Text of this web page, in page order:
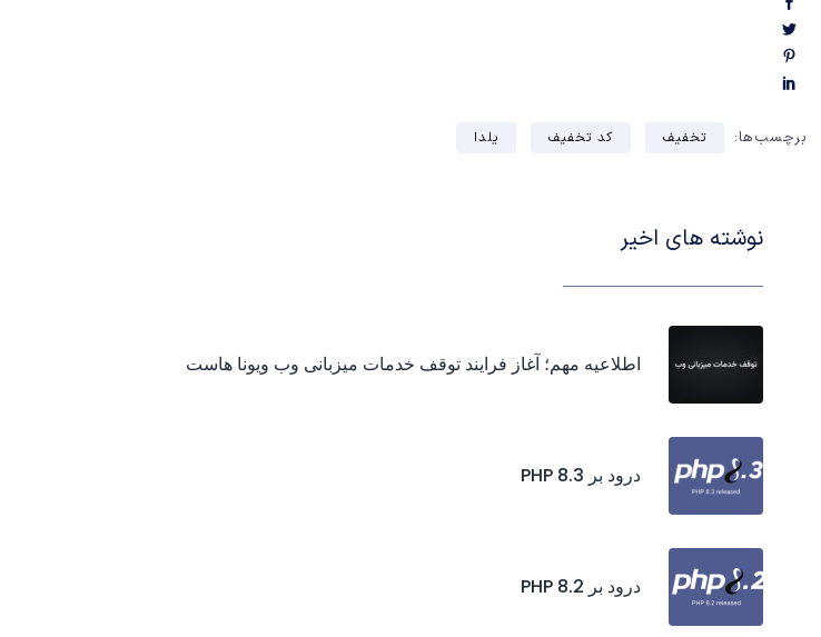
برچسب‌ها: تخفیف کد تخفیف یلدا
نوشته های اخیر
اطلاعیه مهم؛ آغاز فرایند توقف خدمات میزبانی وب ویونا هاست
درود بر PHP 8.3
درود بر PHP 8.2